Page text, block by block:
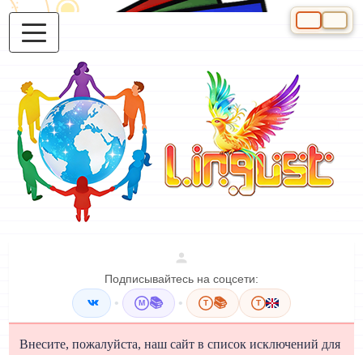
Подписывайтесь на соцсети:
• M 📚 • T 📚 T
Внесите, пожалуйста, наш сайт в список исключений для